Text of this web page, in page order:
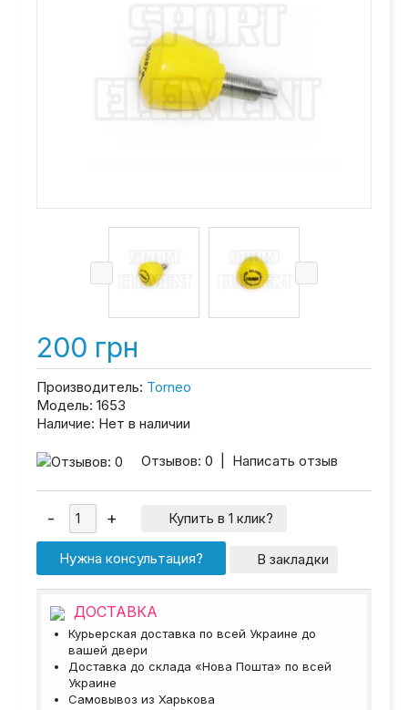
200 грн
Производитель: Torneo
Модель: 1653
Наличие: Нет в наличии
Отзывов: 0 Написать отзыв
Купить в 1 клик?
Нужна консультация? В закладки
ДОСТАВКА
Курьерская доставка по всей Украине до
вашей двери
Доставка до склада «Нова Пошта» по всей
Украине
Самовывоз из Харькова